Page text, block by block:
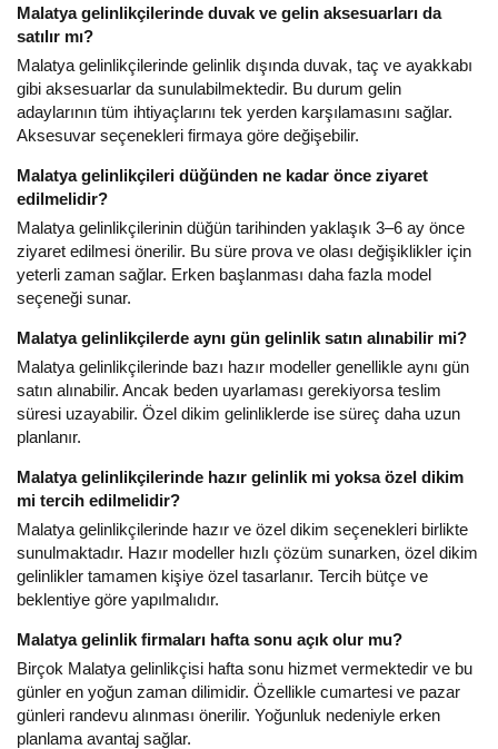
Malatya gelinlikçilerinde duvak ve gelin aksesuarları da
satılır mı?
Malatya gelinlikçilerinde gelinlik dışında duvak, taç ve ayakkabı
gibi aksesuarlar da sunulabilmektedir. Bu durum gelin
adaylarının tüm ihtiyaçlarını tek yerden karşılamasını sağlar.
Aksesuvar seçenekleri firmaya göre değişebilir.
Malatya gelinlikçileri düğünden ne kadar önce ziyaret
edilmelidir?
Malatya gelinlikçilerinin düğün tarihinden yaklaşık 3–6 ay önce
ziyaret edilmesi önerilir. Bu süre prova ve olası değişiklikler için
yeterli zaman sağlar. Erken başlanması daha fazla model
seçeneği sunar.
Malatya gelinlikçilerde aynı gün gelinlik satın alınabilir mi?
Malatya gelinlikçilerinde bazı hazır modeller genellikle aynı gün
satın alınabilir. Ancak beden uyarlaması gerekiyorsa teslim
süresi uzayabilir. Özel dikim gelinliklerde ise süreç daha uzun
planlanır.
Malatya gelinlikçilerinde hazır gelinlik mi yoksa özel dikim
mi tercih edilmelidir?
Malatya gelinlikçilerinde hazır ve özel dikim seçenekleri birlikte
sunulmaktadır. Hazır modeller hızlı çözüm sunarken, özel dikim
gelinlikler tamamen kişiye özel tasarlanır. Tercih bütçe ve
beklentiye göre yapılmalıdır.
Malatya gelinlik firmaları hafta sonu açık olur mu?
Birçok Malatya gelinlikçisi hafta sonu hizmet vermektedir ve bu
günler en yoğun zaman dilimidir. Özellikle cumartesi ve pazar
günleri randevu alınması önerilir. Yoğunluk nedeniyle erken
planlama avantaj sağlar.